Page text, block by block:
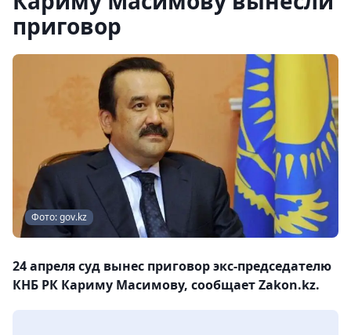
приговор
Фото: gov.kz
24 апреля суд вынес приговор экс-председателю
КНБ РК Кариму Масимову, сообщает Zakon.kz.